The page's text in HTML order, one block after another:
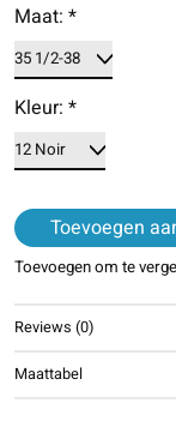
Maat: *
Kleur: *
Toevoegen
Toevoegen om te
Reviews (0)
Maattabel